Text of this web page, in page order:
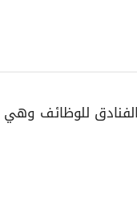
للوظائف وهي